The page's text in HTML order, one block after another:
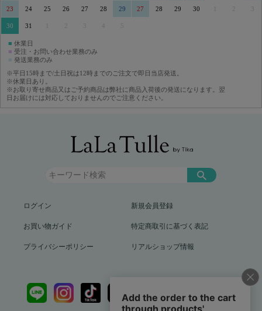
23 24 25 26 27 28 29
30 31 3 5
27 28 29 30 3
■ 休業日
■ 受注・お問い合わせ業務のみ
■ 発送業務のみ
※平日15時まで/土日祝は12時までのご注文で即日当店発送。
※休業日あり。
※お取り寄せ商品又はご予約商品は弊社に商品入荷後の発送になります。翌
日お届けには対応しておりませんのでご注意ください。
ログイン 新規会員登録
お買い物ガイド 特定商取引に基づく表記
プライバシーポリシー リアルショップ情報